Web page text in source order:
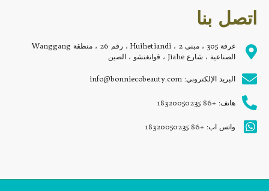
اتصل بنا
غرفة 305 ، مبنى 2 ، Huihetiandi ، رقم 26 ، منطقة Wanggang
الصناعية ، شارع Jiahe ، قوانغتشو ، الصين
البريد الإلكتروني: info@bonniecobeauty.com
هاتف: +86 18320050235
واتس اب: +86 18320050235